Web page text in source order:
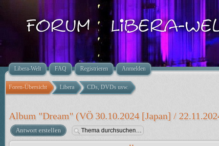
Libera-Welt FAQ Registrieren Anmelden
Foren-Übersicht Libera CDs, DVDs usw.
Album "Dream" (VÖ 30.10.2024 [Japan] /
Antwort erstellen